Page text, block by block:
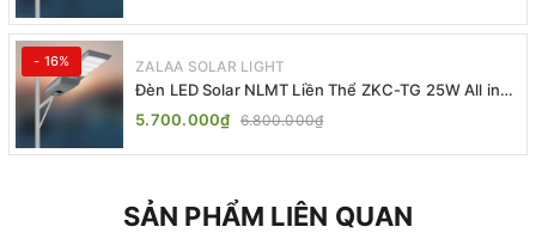
- 16% ZALAA SOLAR LIGHT
Đèn LED Solar NLMT Liền Thể ZKC-TG 25W All in
One | ZALAA Street Light
5.700.000₫ 6.800.000₫
SẢN PHẨM LIÊN QUAN